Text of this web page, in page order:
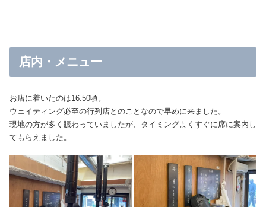
店内・メニュー
お店に着いたのは16:50頃。
ウェイティング必至の行列店とのことなので早めに来ました。
現地の方が多く賑わっていましたが、タイミングよくすぐに席に案内し
てもらえました。